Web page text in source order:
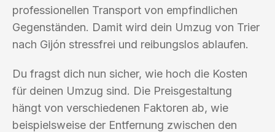
professionellen Transport von empfindlichen
Gegenständen. Damit wird dein Umzug von Trier
nach Gijón stressfrei und reibungslos ablaufen.
Du fragst dich nun sicher, wie hoch die Kosten
für deinen Umzug sind. Die Preisgestaltung
hängt von verschiedenen Faktoren ab, wie
beispielsweise der Entfernung zwischen den